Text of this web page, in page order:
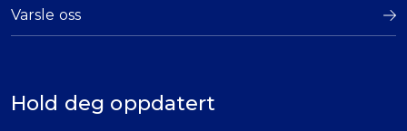
Varsle oss
Hold deg oppdatert